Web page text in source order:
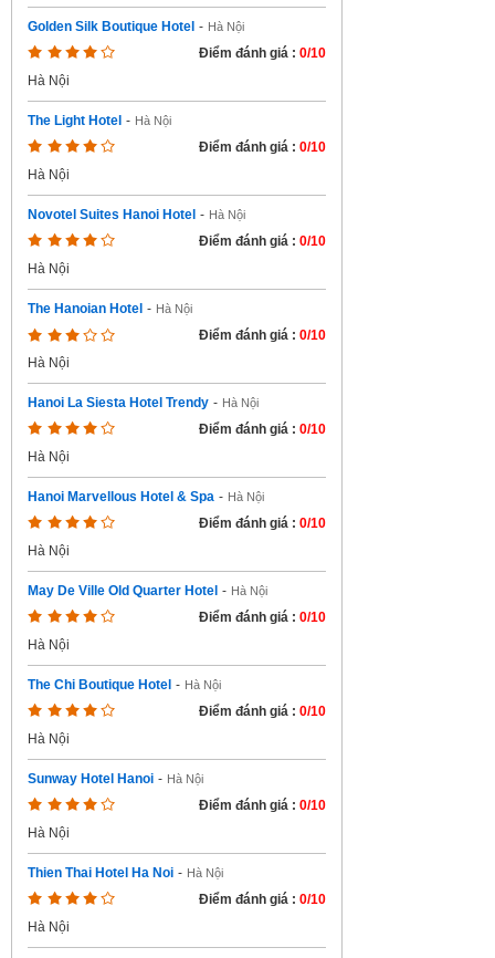
Golden Silk Boutique Hotel - Hà Nội
Điểm đánh giá : 0/10
Hà Nội
The Light Hotel - Hà Nội
Điểm đánh giá : 0/10
Hà Nội
Novotel Suites Hanoi Hotel - Hà Nội
Điểm đánh giá : 0/10
Hà Nội
The Hanoian Hotel - Hà Nội
Điểm đánh giá : 0/10
Hà Nội
Hanoi La Siesta Hotel Trendy - Hà Nội
Điểm đánh giá : 0/10
Hà Nội
Hanoi Marvellous Hotel & Spa - Hà Nội
Điểm đánh giá : 0/10
Hà Nội
May De Ville Old Quarter Hotel - Hà Nội
Điểm đánh giá : 0/10
Hà Nội
The Chi Boutique Hotel - Hà Nội
Điểm đánh giá : 0/10
Hà Nội
Sunway Hotel Hanoi - Hà Nội
Điểm đánh giá : 0/10
Hà Nội
Thien Thai Hotel Ha Noi - Hà Nội
Điểm đánh giá : 0/10
Hà Nội